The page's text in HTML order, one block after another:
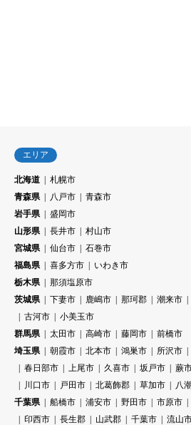
エリア
北海道
札幌市
青森県
八戸市
青森市
岩手県
盛岡市
山形県
長井市
村山市
宮城県
仙台市
石巻市
福島県
喜多方市
いわき市
栃木県
那須塩原市
茨城県
下妻市 鹿嶋市 那珂郡 潮来市
古河市
小美玉市
群馬県
太田市 高崎市 藤岡市
前橋市
埼玉県
朝霞市 北本市 鴻巣市 所沢市
春日部市
上尾市 久喜市 坂戸市 蕨
川口市
戸田市 北葛飾郡 草加市
八
千葉県
船橋市 浦安市 野田市 市原市
印西市
長生郡 山武郡 千葉市 流山